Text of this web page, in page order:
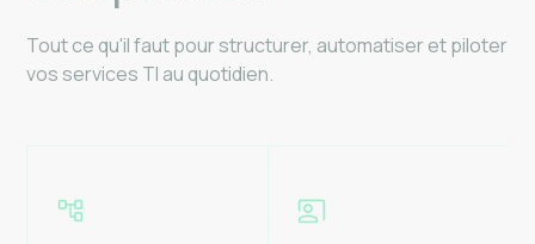
Tout ce qu'il faut pour structurer, automatiser et piloter
vos services TI au quotidien.